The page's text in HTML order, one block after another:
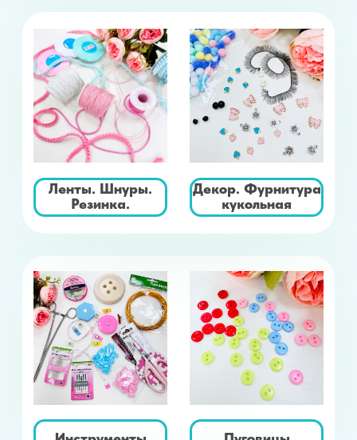
Дублерин и
наполнитель
Материалы для
обуви
Игрушки для кукол Фетр
Упаковка Шапочки для